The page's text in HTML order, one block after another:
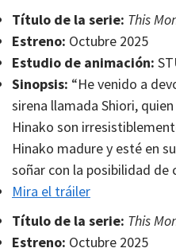
Título de la serie: This
Estreno: Octubre 2025
Estudio de animación:
Sinopsis: “He venido a
sirena llamada Shiori,
Hinako son
Hinako madure y esté en
soñar con la posibilidad de
Mira el tráiler
Título de la serie: This
Estreno: Octubre 2025